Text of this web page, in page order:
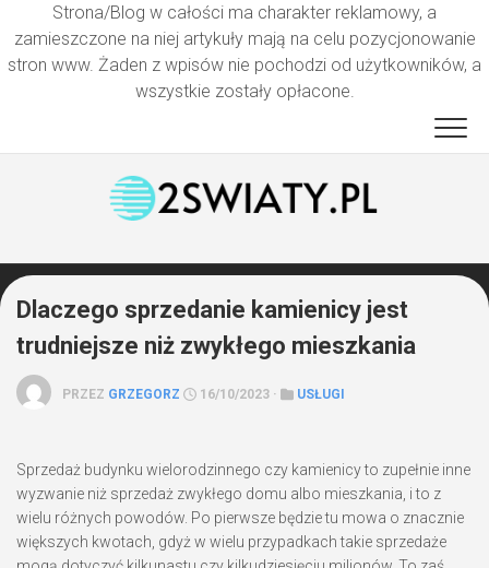
Strona/Blog w całości ma charakter reklamowy, a
zamieszczone na niej artykuły mają na celu pozycjonowanie
stron www. Żaden z wpisów nie pochodzi od użytkowników, a
wszystkie zostały opłacone.
Dlaczego sprzedanie kamienicy jest
trudniejsze niż zwykłego mieszkania
PRZEZ GRZEGORZ 16/10/2023 · USŁUGI
Sprzedaż budynku wielorodzinnego czy kamienicy to zupełnie inne
wyzwanie niż sprzedaż zwykłego domu albo mieszkania, i to z
wielu różnych powodów. Po pierwsze będzie tu mowa o znacznie
większych kwotach, gdyż w wielu przypadkach takie sprzedaże